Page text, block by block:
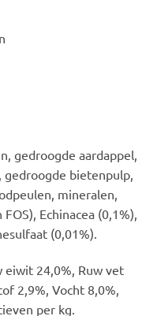
gedroogde aardappel,
bietenpulp,
mineralen,
Echinacea (0,1%),
(0,01%).
eiwit 24,0%, Ruw vet
2,9%, Vocht 8,0%,
per kg.